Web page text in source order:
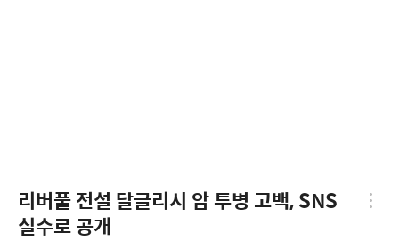
리버풀 전설 달글리시 암 투병 고백, SNS
실수로 공개